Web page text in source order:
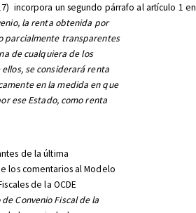
incorpora un segundo párrafo al artículo 1 en
la renta obtenida por
parcialmente transparentes
de cualquiera de los
se considerará renta
en la medida en que
ese Estado, como renta
de la última
los comentarios al Modelo
de la OCDE
Convenio Fiscal de la